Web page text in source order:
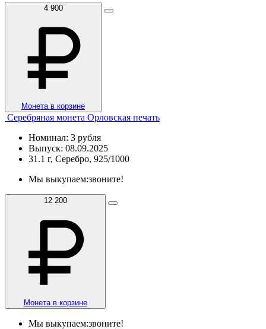
4 900
Монета в корзине
Серебряная монета Орловская печать
Номинал: 3 рубля
Выпуск: 08.09.2025
31.1 г, Серебро, 925/1000
Мы выкупаем:звоните!
12 200
Монета в корзине
Мы выкупаем:звоните!